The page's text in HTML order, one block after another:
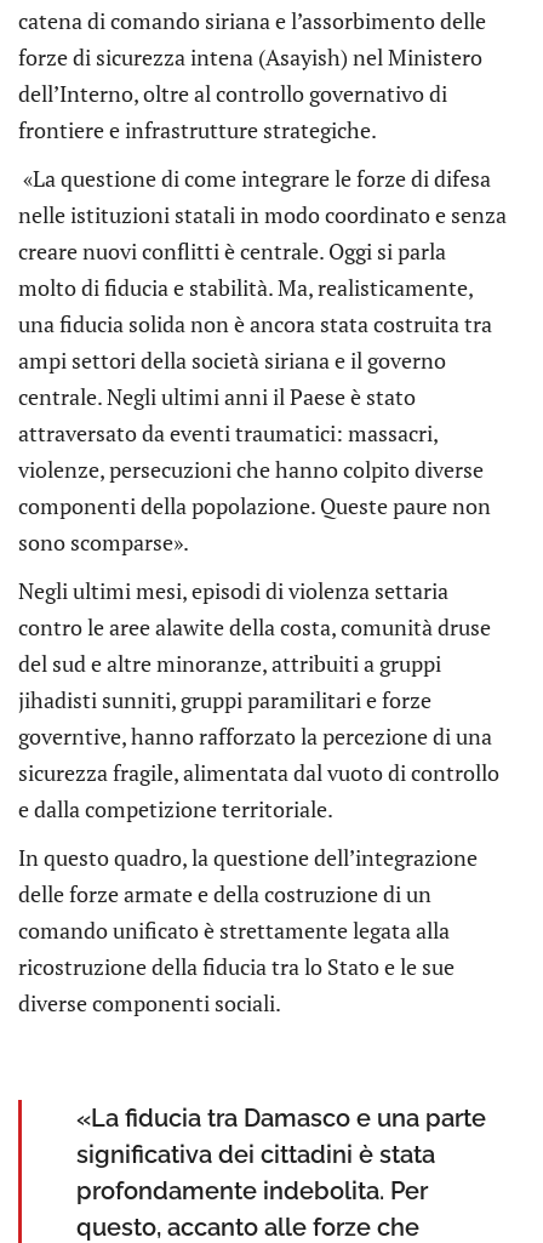
catena di comando siriana e l’assorbimento delle
forze di sicurezza intena (Asayish) nel Ministero
dell’Interno, oltre al controllo governativo di
frontiere e infrastrutture strategiche.
«La questione di come integrare le forze di difesa
nelle istituzioni statali in modo coordinato e senza
creare nuovi conflitti è centrale. Oggi si parla
molto di fiducia e stabilità. Ma, realisticamente,
una fiducia solida non è ancora stata costruita tra
ampi settori della società siriana e il governo
centrale. Negli ultimi anni il Paese è stato
attraversato da eventi traumatici: massacri,
violenze, persecuzioni che hanno colpito diverse
componenti della popolazione. Queste paure non
sono scomparse».
Negli ultimi mesi, episodi di violenza settaria
contro le aree alawite della costa, comunità druse
del sud e altre minoranze, attribuiti a gruppi
jihadisti sunniti, gruppi paramilitari e forze
governtive, hanno rafforzato la percezione di una
sicurezza fragile, alimentata dal vuoto di controllo
e dalla competizione territoriale.
In questo quadro, la questione dell’integrazione
delle forze armate e della costruzione di un
comando unificato è strettamente legata alla
ricostruzione della fiducia tra lo Stato e le sue
diverse componenti sociali.
«La fiducia tra Damasco e una parte
significativa dei cittadini è stata
profondamente indebolita. Per
questo, accanto alle forze che